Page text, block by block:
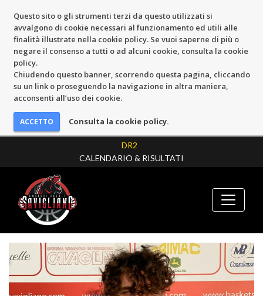
Questo sito o gli strumenti terzi da questo utilizzati si
avvalgono di cookie necessari al funzionamento ed utili alle
finalità illustrate nella cookie policy. Se vuoi saperne di più o
negare il consenso a tutti o ad alcuni cookie, consulta la cookie
policy.
Chiudendo questo banner, scorrendo questa pagina, cliccando
su un link o proseguendo la navigazione in altra maniera,
acconsenti all’uso dei cookie.
Consulta la cookie policy.
DR2
CALENDARIO & RISULTATI